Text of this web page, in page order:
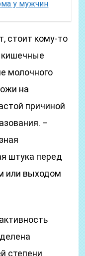
у мужчин
стоит кому-то
кишечные
молочного
на
причиной
–
штука перед
или выходом
степени